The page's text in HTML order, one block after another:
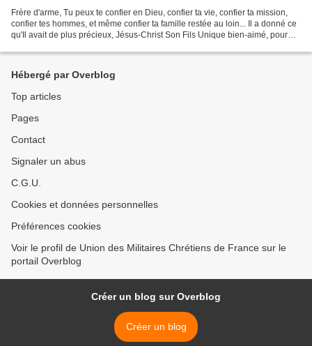
Frère d'arme, Tu peux te confier en Dieu, confier ta vie, confier ta mission,
confier tes hommes, et même confier ta famille restée au loin... Il a donné ce
qu'Il avait de plus précieux, Jésus-Christ Son Fils Unique bien-aimé, pour
Hébergé par Overblog
Top articles
Pages
Contact
Signaler un abus
C.G.U.
Cookies et données personnelles
Préférences cookies
Voir le profil de Union des Militaires Chrétiens de France sur le
portail Overblog
Créer un blog sur Overblog
Créer un blog